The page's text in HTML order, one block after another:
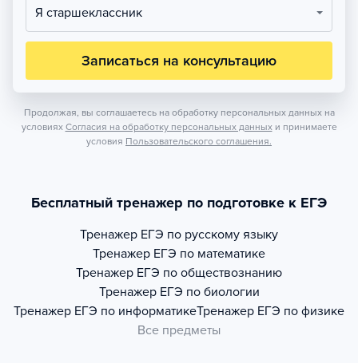
Я старшеклассник
Записаться на консультацию
Продолжая, вы соглашаетесь на обработку персональных данных на
условиях Согласия на обработку персональных данных и принимаете
условия Пользовательского соглашения.
Бесплатный тренажер по подготовке к ЕГЭ
Тренажер ЕГЭ по русскому языку
Тренажер ЕГЭ по математике
Тренажер ЕГЭ по обществознанию
Тренажер ЕГЭ по биологии
Тренажер ЕГЭ по информатикеТренажер ЕГЭ по физике
Все предметы